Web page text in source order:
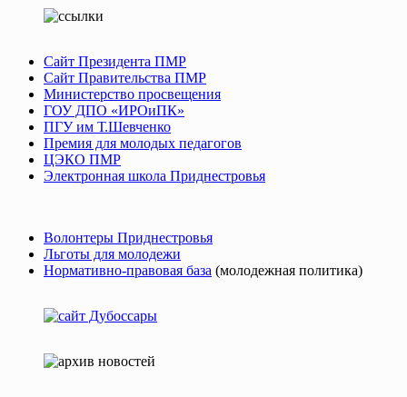
Сайт Президента ПМР
Сайт Правительства ПМР
Министерство просвещения
ГОУ ДПО «ИРОиПК»
ПГУ им Т.Шевченко
Премия для молодых педагогов
ЦЭКО ПМР
Электронная школа Приднестровья
Волонтеры Приднестровья
Льготы для молодежи
Нормативно-правовая база (молодежная политика)